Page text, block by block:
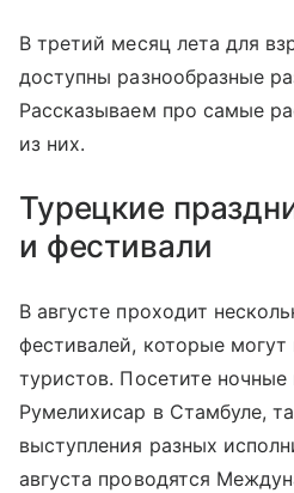
В третий месяц лета для
доступны разнообразные
Рассказываем про самые
из них.
Турецкие
и фестивали
В августе проходит
фестивалей, которые
туристов. Посетите
Румелихисар в Стамбуле,
выступления разных
августа проводятся